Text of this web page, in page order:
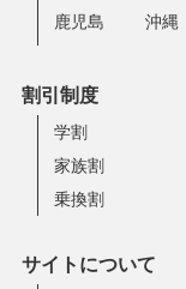
鹿児島 沖縄
割引制度
学割
家族割
乗換割
サイトについて